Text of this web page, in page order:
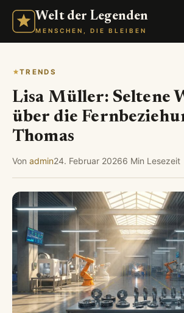
Welt der Legenden
MENSCHEN, DIE BLEIBEN
TRENDS
Lisa Müller: Seltene
über die
Thomas
Von admin24. Februar 20266 Min Lesezeit